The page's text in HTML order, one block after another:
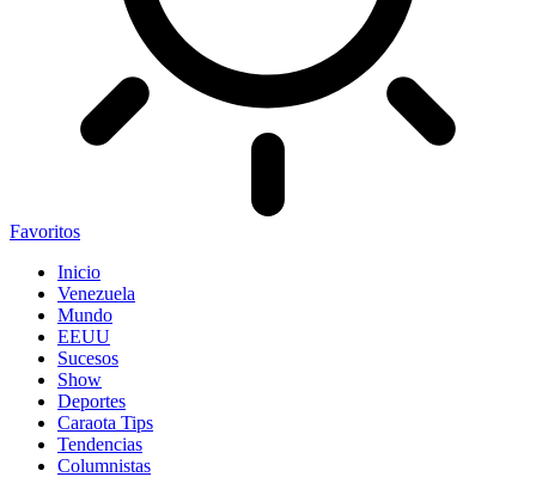
Favoritos
Inicio
Venezuela
Mundo
EEUU
Sucesos
Show
Deportes
Caraota Tips
Tendencias
Columnistas